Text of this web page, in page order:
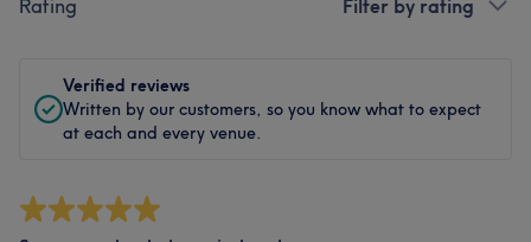
Rating Filter by rating
Verified reviews
Written by our customers, so you know what to expect
at each and every venue.